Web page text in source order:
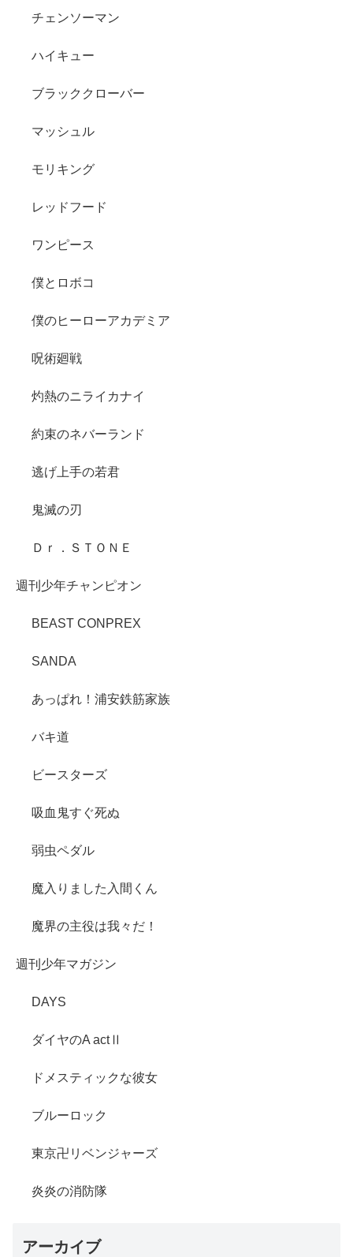
チェンソーマン
ハイキュー
ブラッククローバー
マッシュル
モリキング
レッドフード
ワンピース
僕とロボコ
僕のヒーローアカデミア
呪術廻戦
灼熱のニライカナイ
約束のネバーランド
逃げ上手の若君
鬼滅の刃
Ｄｒ．ＳＴＯＮＥ
週刊少年チャンピオン
BEAST CONPREX
SANDA
あっぱれ！浦安鉄筋家族
バキ道
ビースターズ
吸血鬼すぐ死ぬ
弱虫ペダル
魔入りました入間くん
魔界の主役は我々だ！
週刊少年マガジン
DAYS
ダイヤのA actⅡ
ドメスティックな彼女
ブルーロック
東京卍リベンジャーズ
炎炎の消防隊
アーカイブ